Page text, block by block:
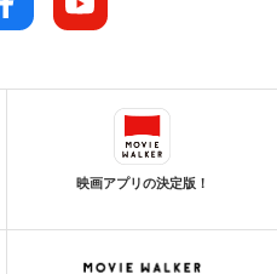
映画アプリの決定版！